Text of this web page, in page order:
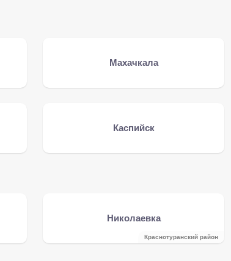
Махачкала
Каспийск
Николаевка
Краснотуранский район